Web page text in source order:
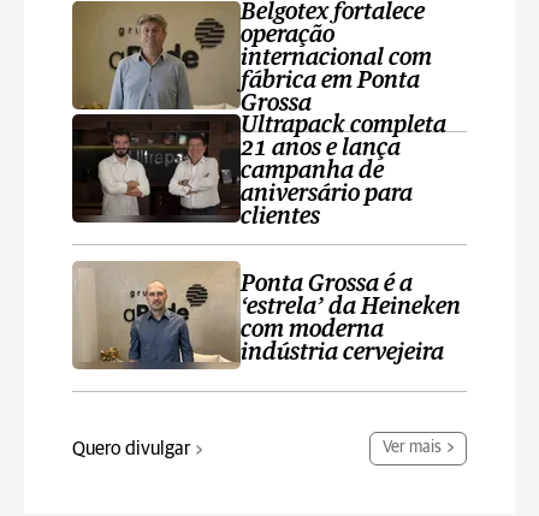
Belgotex fortalece
operação
internacional com
fábrica em Ponta
Grossa
Ultrapack completa
21 anos e lança
campanha de
aniversário para
clientes
Ponta Grossa é a
‘estrela’ da Heineken
com moderna
indústria cervejeira
Quero divulgar Ver mais